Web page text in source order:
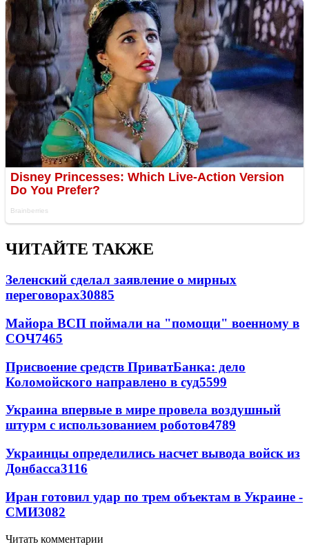
ЧИТАЙТЕ ТАКЖЕ
Зеленский сделал заявление о мирных
переговорах30885
Майора ВСП поймали на "помощи" военному в
СОЧ7465
Присвоение средств ПриватБанка: дело
Коломойского направлено в суд5599
Украина впервые в мире провела воздушный
штурм с использованием роботов4789
Украинцы определились насчет вывода войск из
Донбасса3116
Иран готовил удар по трем объектам в Украине -
СМИ3082
Читать комментарии